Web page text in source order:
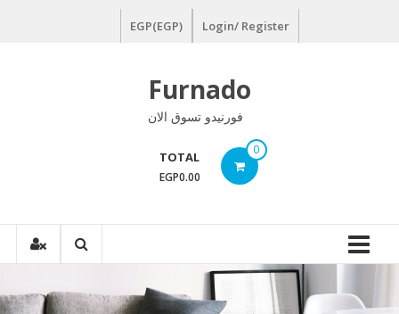
Login/ Register
EGP(EGP)
Furnado
فورنيدو تسوق الان
0
TOTAL
EGP0.00